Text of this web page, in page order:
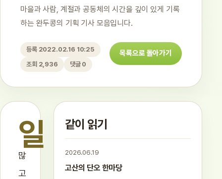
마을과 사람, 계절과 공동체의 시간을 깊이 있게 기록
하는 완두콩의 기획 기사 모음입니다.
등록 2022.02.16 10:25
조회 2,936
댓글 0
목록으로 돌아가기
일
많
고
같이 읽기
2026.06.19
고산의 단오 한마당